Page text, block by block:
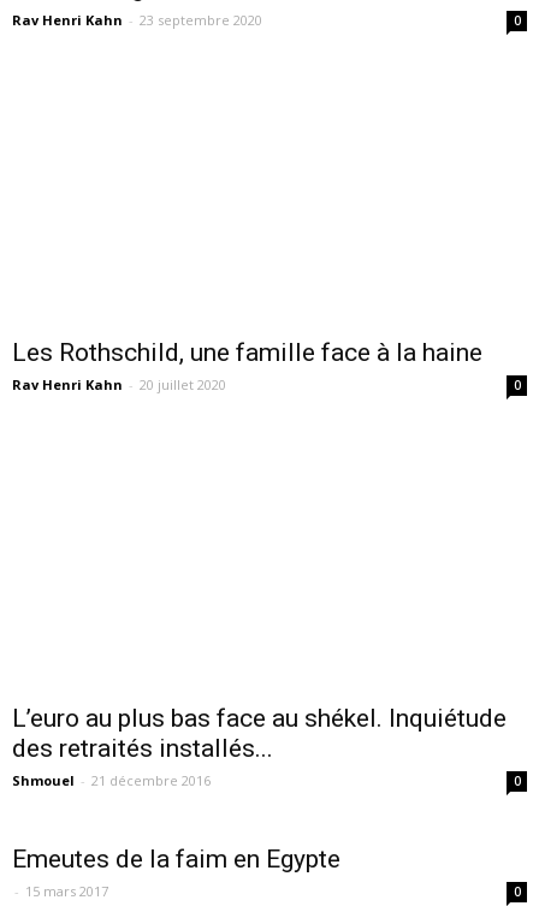
Rav Henri Kahn - 23 septembre 2020 0
Les Rothschild, une famille face à la haine
Rav Henri Kahn - 20 juillet 2020 0
L’euro au plus bas face au shékel. Inquiétude
des retraités installés...
Shmouel - 21 décembre 2016 0
Emeutes de la faim en Egypte
- 15 mars 2017 0